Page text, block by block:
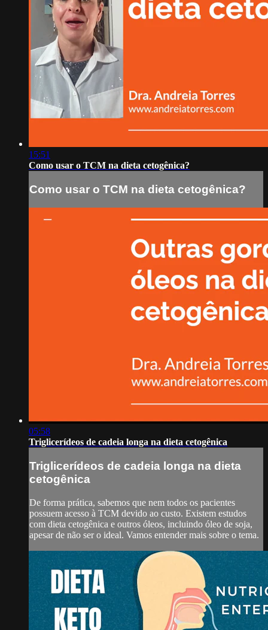
15:51
Como usar o TCM na dieta cetogênica?
Como usar o TCM na dieta cetogênica?
05:58
Triglicerídeos de cadeia longa na dieta cetogênica
Triglicerídeos de cadeia longa na dieta
cetogênica
De forma prática, sabemos que nem todos os pacientes
possuem acesso à TCM devido ao custo. Existem estudos
com dieta cetogênica e outros óleos, incluindo óleo de soja,
apesar de não ser o ideal. Vamos entender mais sobre o tema.